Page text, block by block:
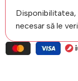
necesar să le